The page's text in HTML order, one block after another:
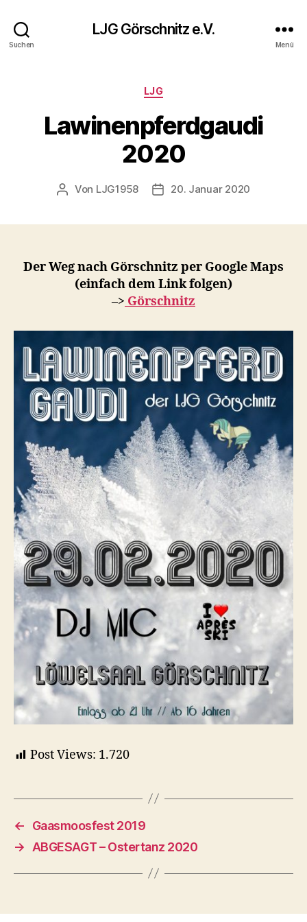
Suchen
LJG Görschnitz e.V.
Menü
Kategorien
LJG
Lawinenpferdgaudi
2020
Beitragsautor
Von LJG1958 Veröffentlichungsdatum
20. Januar 2020
Der Weg nach Görschnitz per Google Maps
(einfach dem Link folgen)
–> Görschnitz
Post Views: 1.720
←
Gaasmoosfest 2019
→
ABGESAGT – Ostertanz 2020